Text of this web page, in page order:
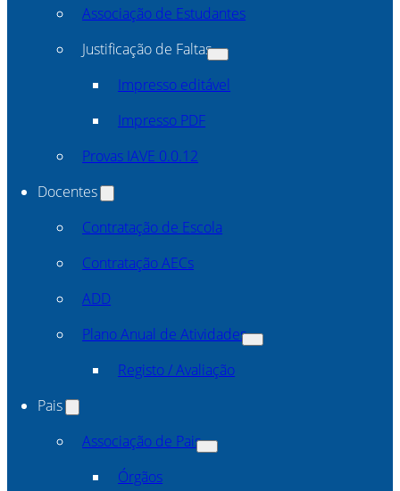
Associação de Estudantes
Justificação de Faltas
Impresso editável
Impresso PDF
Provas IAVE 0.0.12
Docentes
Contratação de Escola
Contratação AECs
ADD
Plano Anual de Atividades
Registo / Avaliação
Pais
Associação de Pais
Órgãos